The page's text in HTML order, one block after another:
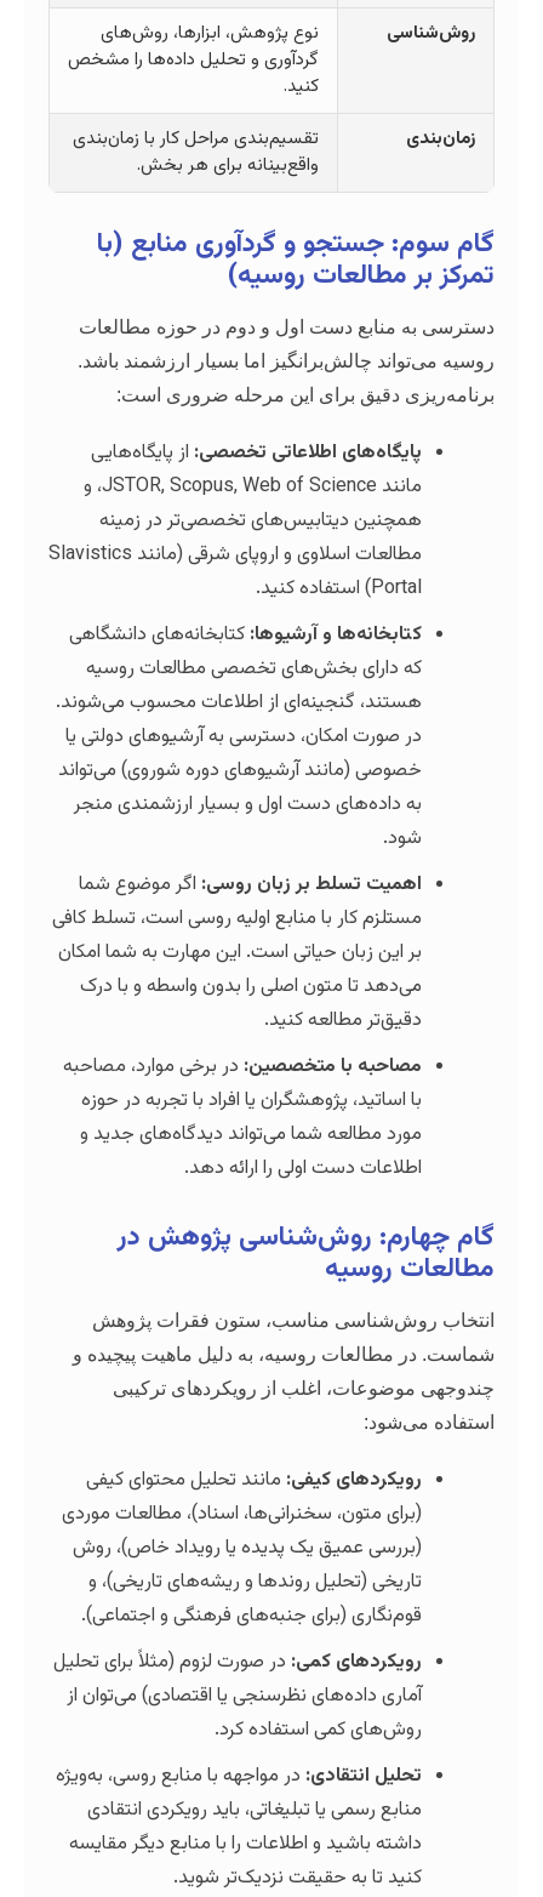
نوع پژوهش، ابزارها، روش‌های
گردآوری و تحلیل داده‌ها را مشخص
تقسیم‌بندی مراحل کار با زمان‌بندی
واقع‌بینانه برای هر بخش.
جستجو و گردآوری منابع (با
مطالعات روسیه)
منابع دست اول و دوم در حوزه مطالعات
چالش‌برانگیز اما بسیار ارزشمند باشد.
دقیق برای این مرحله ضروری است:
اطلاعاتی تخصصی:از پایگاه‌هایی
مانند JSTOR, Scopus, Web of Science، و
دیتابیس‌های تخصصی‌تر در زمینه
مطالعات اسلاوی و اروپای شرقی (مانند Slavistics
و آرشیوها:کتابخانه‌های دانشگاهی
دارای بخش‌های تخصصی مطالعات روسیه
گنجینه‌ای از اطلاعات محسوب می‌شوند.
صورت امکان، دسترسی به آرشیوهای دولتی یا
(مانند آرشیوهای دوره شوروی) می‌تواند
داده‌های دست اول و بسیار ارزشمندی منجر
تسلط بر زبان روسی:اگر موضوع شما
کار با منابع اولیه روسی است، تسلط کافی
این زبان حیاتی است. این مهارت به شما امکان
تا متون اصلی را بدون واسطه و با درک
مطالعه کنید.
با متخصصین:در برخی موارد، مصاحبه
اساتید، پژوهشگران یا افراد با تجربه در حوزه
مطالعه شما می‌تواند دیدگاه‌های جدید و
دست اولی را ارائه دهد.
روش‌شناسی پژوهش در
روسیه
مناسب، ستون فقرات پژوهش
روسیه، به دلیل ماهیت پیچیده و
اغلب از رویکردهای ترکیبی
کیفی:مانند تحلیل محتوای کیفی
متون، سخنرانی‌ها، اسناد)، مطالعات موردی
عمیق یک پدیده یا رویداد خاص)، روش
(تحلیل روندها و ریشه‌های تاریخی)، و
(برای جنبه‌های فرهنگی و اجتماعی).
کمی: در صورت لزوم (مثلاً برای تحلیل
داده‌های نظرسنجی یا اقتصادی) می‌توان از
کمی استفاده کرد.
انتقادی:در مواجهه با منابع روسی، به‌ویژه
رسمی یا تبلیغاتی، باید رویکردی انتقادی
باشید و اطلاعات را با منابع دیگر مقایسه
تا به حقیقت نزدیک‌تر شوید.